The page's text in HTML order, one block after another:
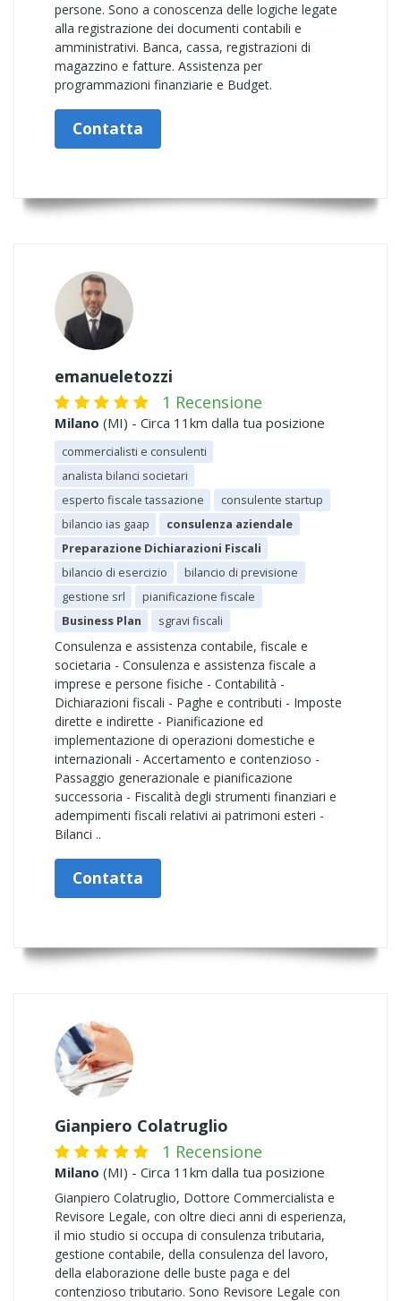
persone. Sono a conoscenza delle logiche legate
alla registrazione dei documenti contabili e
amministrativi. Banca, cassa, registrazioni di
magazzino e fatture. Assistenza per
programmazioni finanziarie e Budget.
Contatta
emanueletozzi
1 Recensione
Milano (MI) - Circa 11km dalla tua posizione
commercialisti e consulenti
analista bilanci societari
esperto fiscale tassazione
consulente startup
bilancio ias gaap
consulenza aziendale
Preparazione Dichiarazioni Fiscali
bilancio di esercizio
bilancio di previsione
gestione srl
pianificazione fiscale
Business Plan
sgravi fiscali
Consulenza e assistenza ​contabile, fiscale e
societaria - Consulenza e assistenza fiscale a
imprese e persone fisiche - Contabilità -
Dichiarazioni fiscali - Paghe e contributi - Imposte
dirette e indirette - Pianificazione ed
implementazione di operazioni domestiche e
internazionali - Accertamento e contenzioso -
Passaggio generazionale e pianificazione
successoria - Fiscalità degli strumenti finanziari e
adempimenti fiscali relativi ai patrimoni esteri -
Bilanci ..
Contatta
Gianpiero Colatruglio
1 Recensione
Milano (MI) - Circa 11km dalla tua posizione
Gianpiero Colatruglio, Dottore Commercialista e
Revisore Legale, con oltre dieci anni di esperienza,
il mio studio si occupa di consulenza tributaria,
gestione contabile, della consulenza del lavoro,
della elaborazione delle buste paga e del
contenzioso tributario. Sono Revisore Legale con